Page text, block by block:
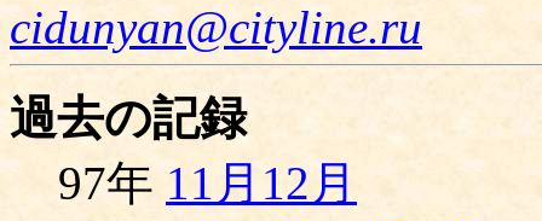
cidunyan@cityline.ru
過去の記録
97年 11月12月